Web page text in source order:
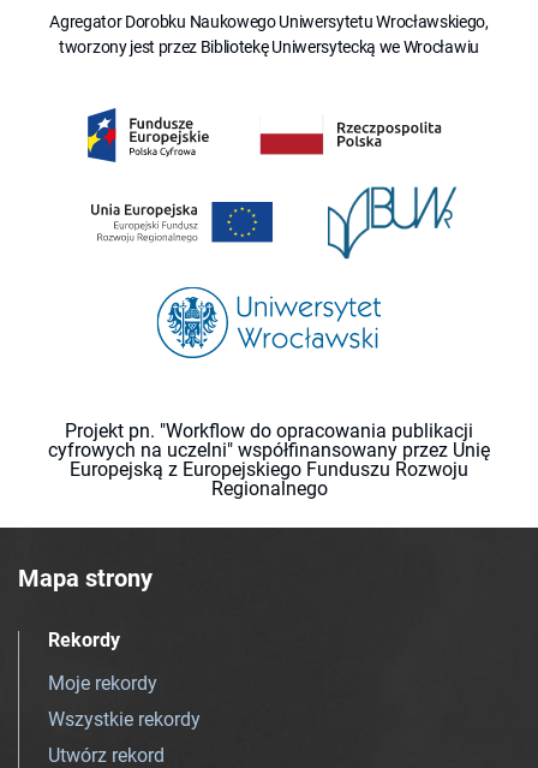
Agregator Dorobku Naukowego Uniwersytetu Wrocławskiego,
tworzony jest przez Bibliotekę Uniwersytecką we Wrocławiu
Projekt pn. "Workflow do opracowania publikacji
cyfrowych na uczelni" współfinansowany przez Unię
Europejską z Europejskiego Funduszu Rozwoju
Regionalnego
Mapa strony
Rekordy
Moje rekordy
Wszystkie rekordy
Utwórz rekord